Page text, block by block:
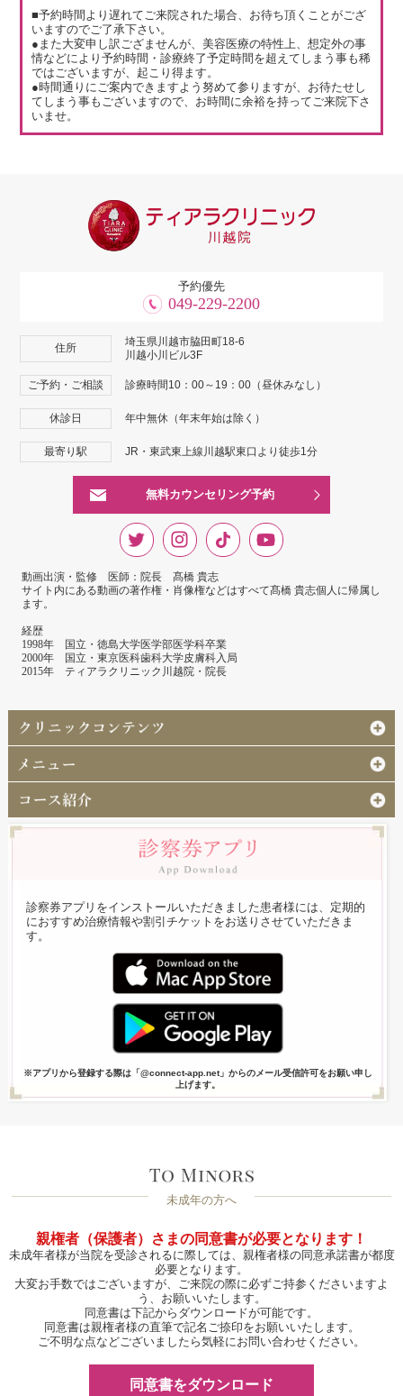
■予約時間より遅れてご来院された場合、お待ち頂くことがござ
いますのでご了承下さい。
●また大変申し訳ござませんが、美容医療の特性上、想定外の事
情などにより予約時間・診療終了予定時間を超えてしまう事も稀
ではございますが、起こり得ます。
●時間通りにご案内できますよう努めて参りますが、お待たせし
てしまう事もございますので、お時間に余裕を持ってご来院下さ
いませ。
予約優先
049-229-2200
住所
埼玉県川越市脇田町18-6
川越小川ビル3F
ご予約・ご相談 診療時間10：00～19：00（昼休みなし）
休診日 年中無休（年末年始は除く）
最寄り駅 JR・東武東上線川越駅東口より徒歩1分
無料カウンセリング予約
動画出演・監修 医師：院長 髙橋 貴志
サイト内にある動画の著作権・肖像権などはすべて髙橋 貴志個人に帰属し
ます。
経歴
1998年 国立・徳島大学医学部医学科卒業
2000年 国立・東京医科歯科大学皮膚科入局
2015年 ティアラクリニック川越院・院長
診察券アプリをインストールいただきました患者様には、定期的
におすすめ治療情報や割引チケットをお送りさせていただきま
す。
※アプリから登録する際は「@connect-app.net」からのメール受信許可をお願い申し
上げます。
未成年の方へ
親権者（保護者）さまの同意書が必要となります！
未成年者様が当院を受診されるに際しては、親権者様の同意承諾書が都度
必要となります。
大変お手数ではございますが、ご来院の際に必ずご持参くださいますよ
う、お願いいたします。
同意書は下記からダウンロードが可能です。
同意書は親権者様の直筆で記名ご捺印をお願いいたします。
ご不明な点などございましたら気軽にお問い合わせください。
同意書をダウンロード